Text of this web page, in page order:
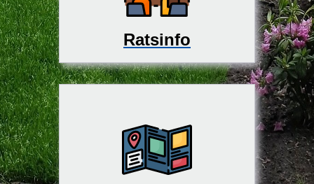
Ratsinfo